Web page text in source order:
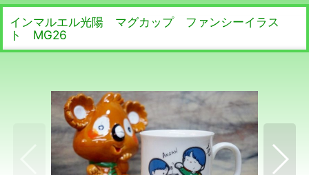
インマルエル光陽 マグカップ ファンシーイラス
ト MG26